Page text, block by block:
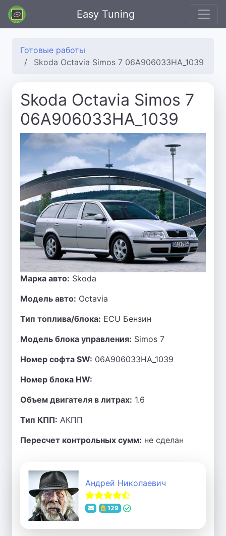
Easy Tuning
Готовые работы
Skoda Octavia Simos 7 06A906033HA_1039
Skoda Octavia Simos 7
06A906033HA_1039
Марка авто: Skoda
Модель авто: Octavia
Тип топлива/блока: ECU Бензин
Модель блока управления: Simos 7
Номер софта SW: 06A906033HA_1039
Номер блока HW:
Объем двигателя в литрах: 1.6
Тип КПП: АКПП
Пересчет контрольных сумм: не сделан
Андрей Николаевич
129